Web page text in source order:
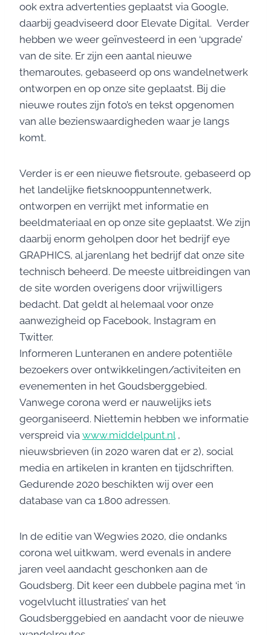
ook extra advertenties geplaatst via Google,
daarbij geadviseerd door Elevate Digital. Verder
hebben we weer geïnvesteerd in een ‘upgrade’
van de site. Er zijn een aantal nieuwe
themaroutes, gebaseerd op ons wandelnetwerk
ontworpen en op onze site geplaatst. Bij die
nieuwe routes zijn foto’s en tekst opgenomen
van alle bezienswaardigheden waar je langs
komt.
Verder is er een nieuwe fietsroute, gebaseerd op
het landelijke fietsknooppuntennetwerk,
ontworpen en verrijkt met informatie en
beeldmateriaal en op onze site geplaatst. We zijn
daarbij enorm geholpen door het bedrijf eye
GRAPHICS, al jarenlang het bedrijf dat onze site
technisch beheerd. De meeste uitbreidingen van
de site worden overigens door vrijwilligers
bedacht. Dat geldt al helemaal voor onze
aanwezigheid op Facebook, Instagram en
Twitter.
Informeren Lunteranen en andere potentiële
bezoekers over ontwikkelingen/activiteiten en
evenementen in het Goudsberggebied.
Vanwege corona werd er nauwelijks iets
georganiseerd. Niettemin hebben we informatie
verspreid via www.middelpunt.nl,
nieuwsbrieven (in 2020 waren dat er 2), social
media en artikelen in kranten en tijdschriften.
Gedurende 2020 beschikten wij over een
database van ca 1.800 adressen.
In de editie van Wegwies 2020, die ondanks
corona wel uitkwam, werd evenals in andere
jaren veel aandacht geschonken aan de
Goudsberg. Dit keer een dubbele pagina met ‘in
vogelvlucht illustraties’ van het
Goudsberggebied en aandacht voor de nieuwe